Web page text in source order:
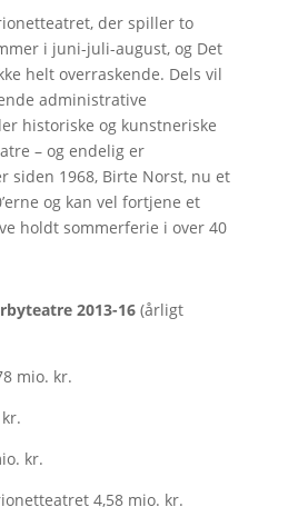
der spiller to
i juni-juli-august, og Det
helt overraskende. Dels vil
administrative
historiske og kunstneriske
– og endelig er
siden 1968, Birte Norst, nu et
og kan vel fortjene et
holdt sommerferie i over 40
2013-16(årligt
mio. kr.
kr.
4,58 mio. kr.